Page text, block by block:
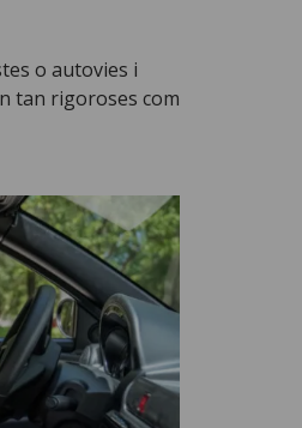
o autovies i
tan rigoroses com